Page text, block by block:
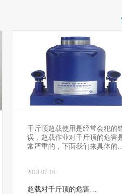
千斤顶超载使用是经常会犯的
误，超载作业对千斤顶的危害
常严重的，下面我们来具体的
2018-07-16
超载对千斤顶的危害…